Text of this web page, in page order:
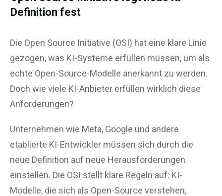
Definition fest
Die Open Source Initiative (OSI) hat eine klare Linie
gezogen, was KI-Systeme erfüllen müssen, um als
echte Open-Source-Modelle anerkannt zu werden.
Doch wie viele KI-Anbieter erfüllen wirklich diese
Anforderungen?
Unternehmen wie Meta, Google und andere
etablierte KI-Entwickler müssen sich durch die
neue Definition auf neue Herausforderungen
einstellen. Die OSI stellt klare Regeln auf: KI-
Modelle, die sich als Open-Source verstehen,